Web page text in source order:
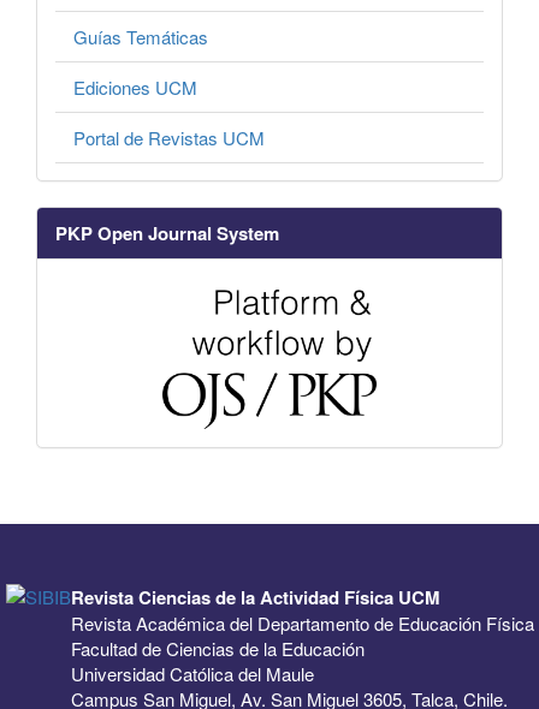
Guías Temáticas
Ediciones UCM
Portal de Revistas UCM
PKP Open Journal System
Revista Ciencias de la Actividad Física UCM
Revista Académica del Departamento de Educación Física
Facultad de Ciencias de la Educación
Universidad Católica del Maule
Campus San Miguel, Av. San Miguel 3605, Talca, Chile.